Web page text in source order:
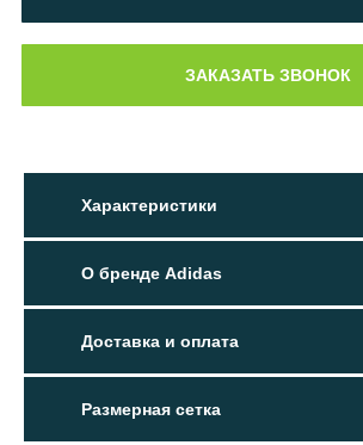
Характеристики
О бренде Adidas
Доставка и оплата
Размерная сетка